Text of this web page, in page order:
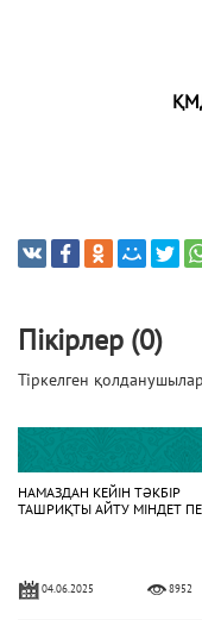
Пікірлер (0)
Тіркелген
НАМАЗДАН КЕЙІН ТӘКБІР
ТАШРИҚТЫ АЙТУ МІНДЕТ
04.06.2025 8952